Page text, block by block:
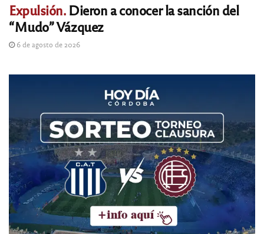
Expulsión.Dieron a conocer la sanción del
“Mudo” Vázquez
6 de agosto de 2026